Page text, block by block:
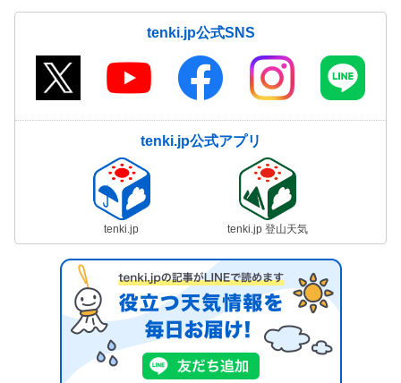
tenki.jp公式SNS
tenki.jp公式アプリ
tenki.jp tenki.jp 登山天気